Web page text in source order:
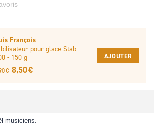
François
pour glace Stab
- 150 g
€ 8,50 €
AJOUTER
musiciens.